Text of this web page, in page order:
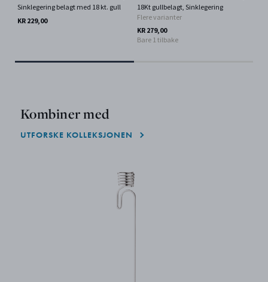
Sinklegering belagt med 18 kt. gull
KR 229,00
18Kt gullbelagt, Sinklegering
Flere varianter
KR 279,00
Bare 1 tilbake
Kombiner med
UTFORSKE KOLLEKSJONEN